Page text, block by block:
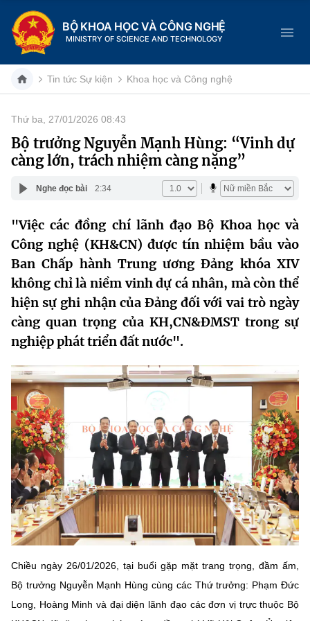
BỘ KHOA HỌC VÀ CÔNG NGHỆ
MINISTRY OF SCIENCE AND TECHNOLOGY
Danh mục
Trang chủ
Giới thiệu
Chức năng nhiệm vụ
Cơ cấu tổ chức
Lịch sử phát triển
Sở Khoa học và Công nghệ
Tin tức sự kiện
Khoa học và Công nghệ
Đổi mới sáng tạo
Chuyển đổi số
Bưu chính, Viễn thông
Sở hữu trí tuệ
Tiêu chuẩn, đo lường, chất lượng
Năng lượng nguyên tử
Tin tổng hợp
Tin địa phương
Dịch vụ công
Hệ thống văn bản
Văn bản QPPL
Lấy ý kiến người dân về dự thảo VBQPPL
MST IOFFICE
Khoa học và Công nghệ
Đổi mới sáng tạo
Chuyển đổi số
Bưu chính, Viễn thông
Sở hữu trí tuệ
Tiêu chuẩn, đo lường, chất lượng
Năng lượng nguyên tử
Multimedia
THƯ ĐIỆN TỬ
Khác
Videos
Infographic
Ảnh
Voice
Tin tức Sự kiện Khoa học và Công nghệ
Thứ ba, 27/01/2026 08:43
Bộ trưởng Nguyễn Mạnh Hùng: “Vinh dự
càng lớn, trách nhiệm càng nặng”
Nghe đọc bài 2:34
"Việc các đồng chí lãnh đạo Bộ Khoa học và
Công nghệ (KH&CN) được tín nhiệm bầu vào
Ban Chấp hành Trung ương Đảng khóa XIV
không chỉ là niềm vinh dự cá nhân, mà còn thể
hiện sự ghi nhận của Đảng đối với vai trò ngày
càng quan trọng của KH,CN&ĐMST trong sự
nghiệp phát triển đất nước".
Chiều ngày 26/01/2026, tại buổi gặp mặt trang trọng, đầm ấm,
Bộ trưởng Nguyễn Mạnh Hùng cùng các Thứ trưởng: Phạm Đức
Long, Hoàng Minh và đại diện lãnh đạo các đơn vị trực thuộc Bộ